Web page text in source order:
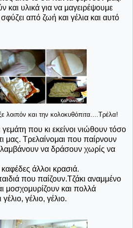
και υλικά για να μαγειρέψουμε
από ζωή και γέλια και αυτό
λοιπόν και την κολοκυθόπιτα....Τρέλα!
που κι εκείνοι νιώθουν τόσο
μας. Τρελαίνομαι που παίρνουν
να δράσουν χωρίς να
άλλοι κρασιά.
που παίζουν.Τζάκι αναμμένο
μοσχομυρίζουν και πολλά
γέλιο, γέλιο.